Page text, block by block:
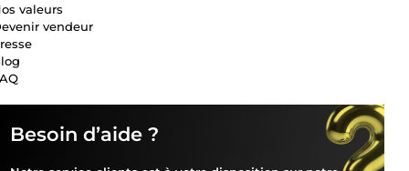
Besoin d’aide ?
valeurs
vendeur